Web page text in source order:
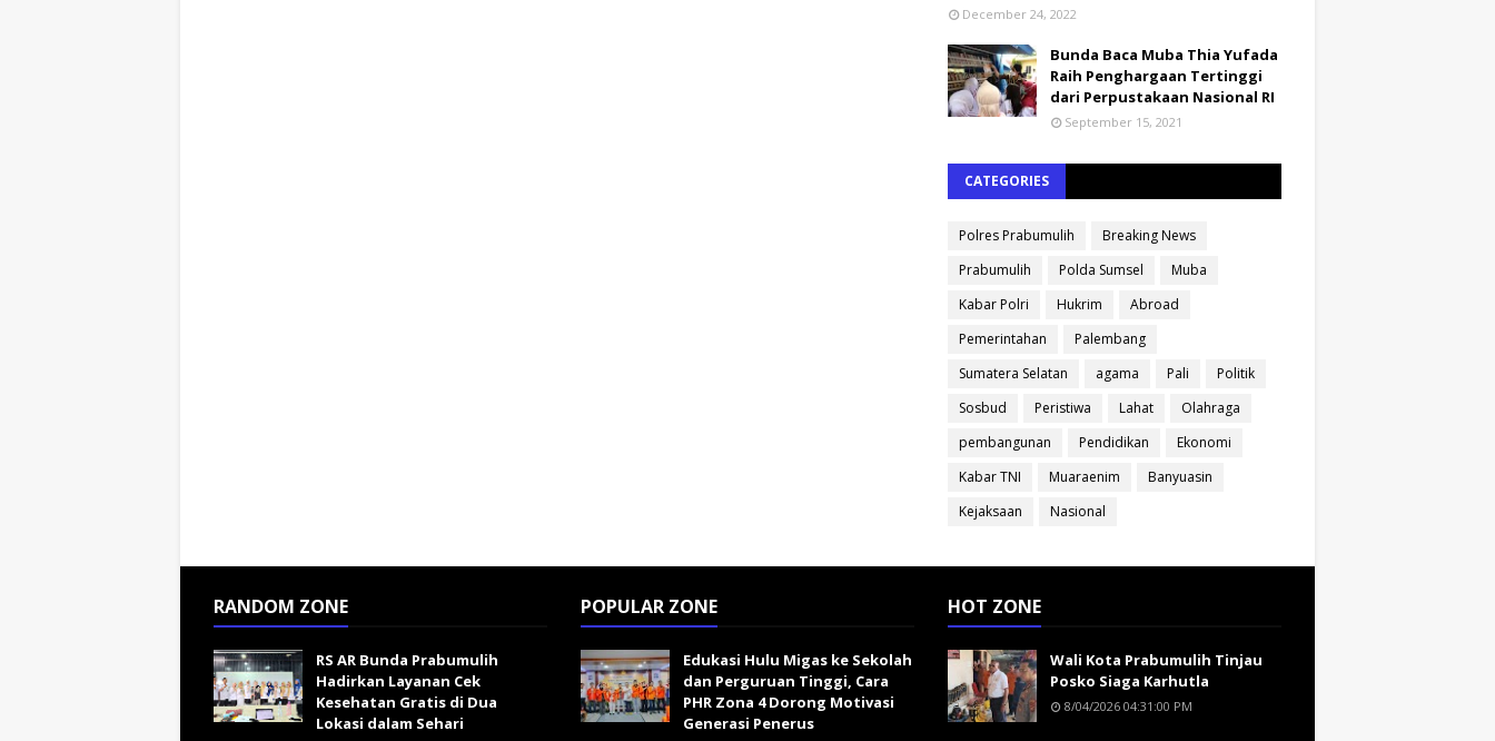
December 24, 2022
Bunda Baca Muba Thia Yufada
Raih Penghargaan Tertinggi
dari Perpustakaan Nasional RI
September 15, 2021
CATEGORIES
Polres Prabumulih
Breaking News
Prabumulih
Polda Sumsel
Muba
Kabar Polri
Hukrim
Abroad
Pemerintahan
Palembang
Sumatera Selatan
agama Pali
Politik
Sosbud
Peristiwa Lahat
Olahraga
pembangunan
Pendidikan
Ekonomi
Kabar TNI
Muaraenim
Banyuasin
Kejaksaan
Nasional
RANDOM ZONE
RS AR Bunda Prabumulih
Hadirkan Layanan Cek
Kesehatan Gratis di Dua
Lokasi dalam Sehari
POPULAR ZONE
Edukasi Hulu Migas ke Sekolah
dan Perguruan Tinggi, Cara
PHR Zona 4 Dorong Motivasi
Generasi Penerus
HOT ZONE
Wali Kota Prabumulih Tinjau
Posko Siaga Karhutla
8/04/2026 04:31:00 PM